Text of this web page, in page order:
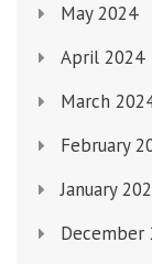
May 2024
April 2024
March
February
January
December